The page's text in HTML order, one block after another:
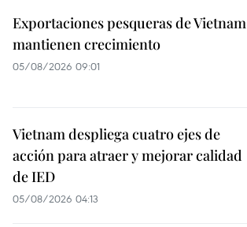
Exportaciones pesqueras de Vietnam
mantienen crecimiento
05/08/2026 09:01
Vietnam despliega cuatro ejes de
acción para atraer y mejorar calidad
de IED
05/08/2026 04:13